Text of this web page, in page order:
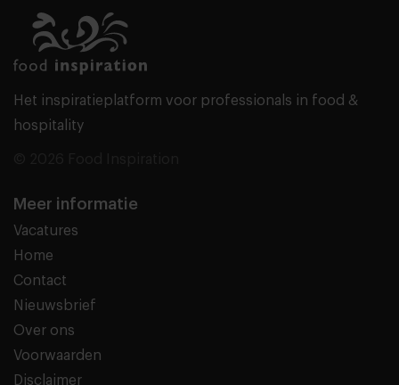
Het inspiratieplatform voor professionals in food &
hospitality
Meer informatie
Vacatures
Home
Contact
Nieuwsbrief
Over ons
Voorwaarden
Disclaimer